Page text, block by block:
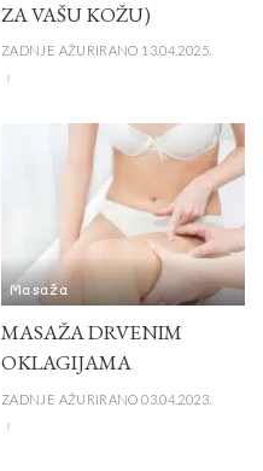
ZA VAŠU KOŽU)
ZADNJE AŽURIRANO 13.04.2025.
Masaža
MASAŽA DRVENIM
OKLAGIJAMA
ZADNJE AŽURIRANO 03.04.2023.